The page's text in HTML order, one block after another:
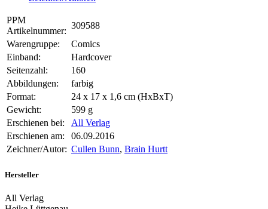
PPM
Artikelnummer:
309588
Warengruppe:
Comics
Einband:
Hardcover
Seitenzahl:
160
Abbildungen:
farbig
Format:
24 x 17 x 1,6 cm (HxBxT)
Gewicht:
599 g
Erschienen bei:
All Verlag
Erschienen am:
06.09.2016
Zeichner/Autor: Cullen Bunn, Brain Hurtt
Hersteller
All Verlag